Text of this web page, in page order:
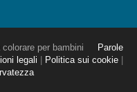
per bambini
Parole
legali Politica sui cookie